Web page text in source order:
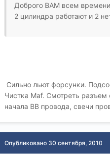
Доброго ВАМ всем
2 цилиндра работают и 2
Сильно льют форсунки.
Чистка Maf. Смотреть
начала ВВ провода, свечи
Опубликовано 30 сентября, 2010